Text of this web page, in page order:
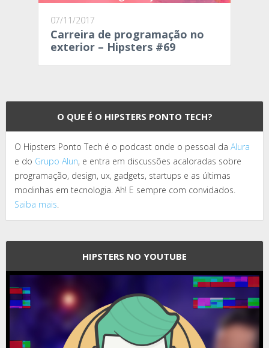
07/11/2017
Carreira de programação no
exterior – Hipsters #69
O QUE É O HIPSTERS PONTO TECH?
O Hipsters Ponto Tech é o podcast onde o pessoal da Alura
e do Grupo Alun, e entra em discussões acaloradas sobre
programação, design, ux, gadgets, startups e as últimas
modinhas em tecnologia. Ah! E sempre com convidados.
Saiba mais.
HIPSTERS NO YOUTUBE